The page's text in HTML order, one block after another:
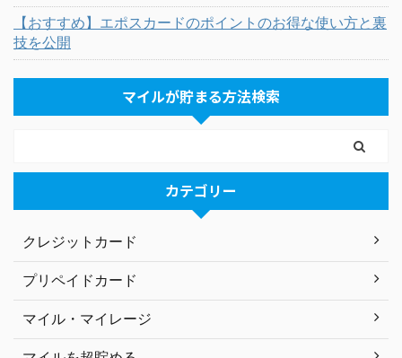
【おすすめ】エポスカードのポイントのお得な使い方と裏
技を公開
マイルが貯まる方法検索
カテゴリー
クレジットカード
プリペイドカード
マイル・マイレージ